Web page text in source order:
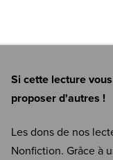
Si cette lecture
proposer d'autres !
Les dons de nos
Nonfiction. Grâce à